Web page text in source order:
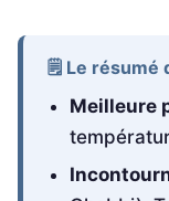
🗒️ Le résumé
Meilleure